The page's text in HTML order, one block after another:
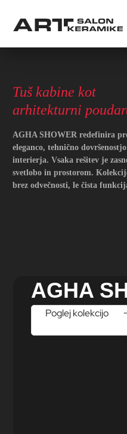
Tuš kabine kot
arhitekturni
AGHA SHOWER redefinira
eleganco, tehnično
interierja. Vsaka rešitev je
svetlobo in prostorom.
brez odvečnosti, le čista
AGHA
Poglej kolekcijo